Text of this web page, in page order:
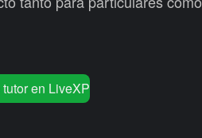
en LiveXP